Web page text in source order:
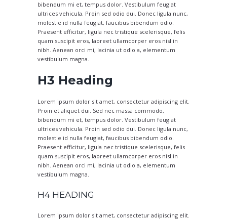
bibendum mi et, tempus dolor. Vestibulum feugiat
ultrices vehicula. Proin sed odio dui. Donec ligula nunc,
molestie id nulla feugiat, faucibus bibendum odio.
Praesent efficitur, ligula nec tristique scelerisque, felis
quam suscipit eros, laoreet ullamcorper eros nisl in
nibh. Aenean orci mi, lacinia ut odio a, elementum
vestibulum magna.
H3 Heading
Lorem ipsum dolor sit amet, consectetur adipiscing elit.
Proin et aliquet dui. Sed nec massa commodo,
bibendum mi et, tempus dolor. Vestibulum feugiat
ultrices vehicula. Proin sed odio dui. Donec ligula nunc,
molestie id nulla feugiat, faucibus bibendum odio.
Praesent efficitur, ligula nec tristique scelerisque, felis
quam suscipit eros, laoreet ullamcorper eros nisl in
nibh. Aenean orci mi, lacinia ut odio a, elementum
vestibulum magna.
H4 HEADING
Lorem ipsum dolor sit amet, consectetur adipiscing elit.